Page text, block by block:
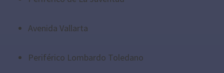
Avenida Vallarta
Periférico Lombardo Toledano